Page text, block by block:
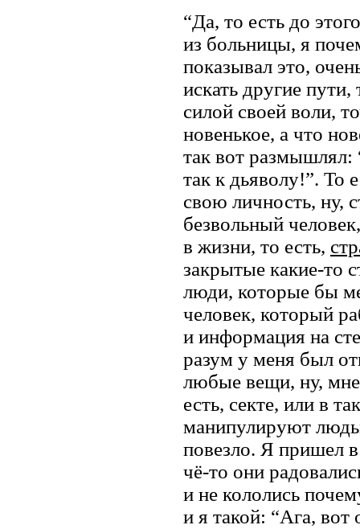
“Да, то есть до
из больницы, я
показывал это,
искать другие пути,
силой своей воли,
новенькое, а что
так вот размышлял:
так к дьяволу!”. То
свою личность, ну,
безвольный
в жизни, то есть,
закрытые какие-то
люди, которые бы
человек, который
и информация на
разум у меня был
любые вещи, ну, мне
есть, секте, или в
манипулируют
повезло. Я пришел
чё-то они
и не кололись
и я такой: “Ага, вот